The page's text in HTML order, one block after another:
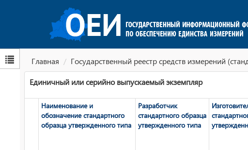
Главная Государственный реестр средств измерений
Единичный или серийно выпускаемый экземпляр
Наименование и
обозначение стандартного
образца утвержденного типа
Разработчик
стандартного образца
утвержденного типа